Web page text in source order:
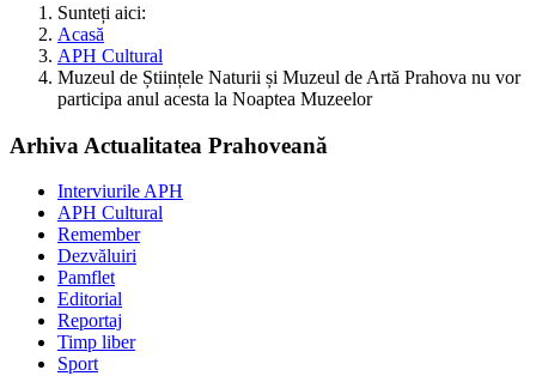
Sunteți aici:
Acasă
APH Cultural
Muzeul de Științele Naturii și Muzeul de Artă Prahova nu vor
participa anul acesta la Noaptea Muzeelor
Arhiva Actualitatea Prahoveană
Interviurile APH
APH Cultural
Remember
Dezvăluiri
Pamflet
Editorial
Reportaj
Timp liber
Sport